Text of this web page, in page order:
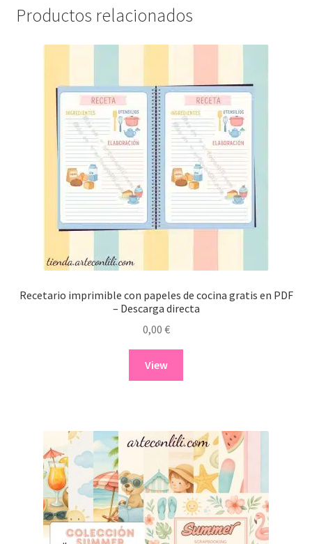
Productos relacionados
Recetario imprimible con papeles de cocina gratis en PDF
– Descarga directa
0,00 €
View